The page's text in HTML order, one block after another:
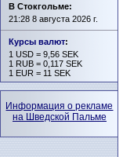
В Стокгольме:
21:28 8 августа 2026 г.
Курсы валют:
1 USD = 9,56 SEK
1 RUB = 0,117 SEK
1 EUR = 11 SEK
Информация о рекламе
на Шведской Пальме